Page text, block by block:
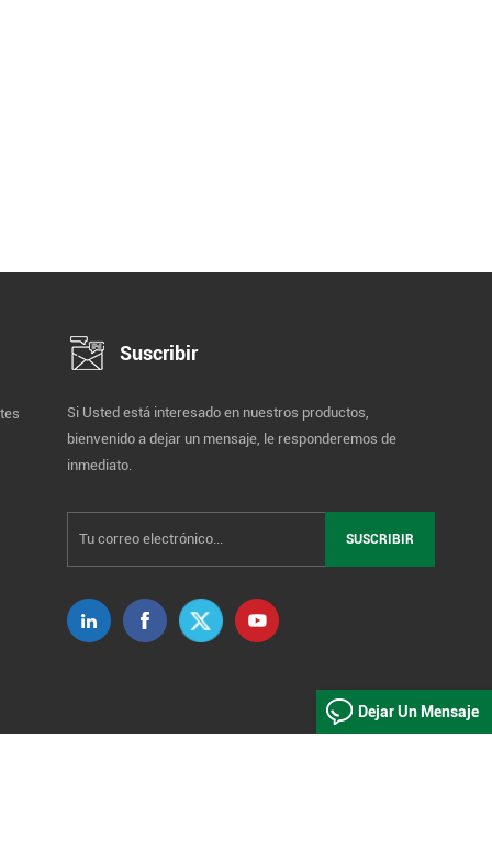
Suscribir
Si Usted está interesado en nuestros productos,
bienvenido a dejar un mensaje, le responderemos de
inmediato.
Dejar Un Mensaje